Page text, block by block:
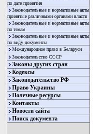
по дате принятия
Законодательные и нормативные акты
принятые различными органами власти
Законодательные и нормативные акты
по темам
Законодательные и нормативные акты
по виду документы
Международное право в Беларуси
Законодательство СССР
Законы других стран
Кодексы
Законодательство РФ
Право Украины
Полезные ресурсы
Контакты
Новости сайта
Поиск документа